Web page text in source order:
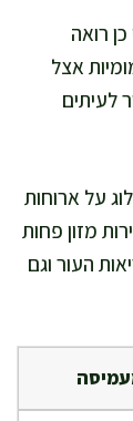
רואה
אצל
לעיתים
על ארוחות
מזון פחות
העור וגם